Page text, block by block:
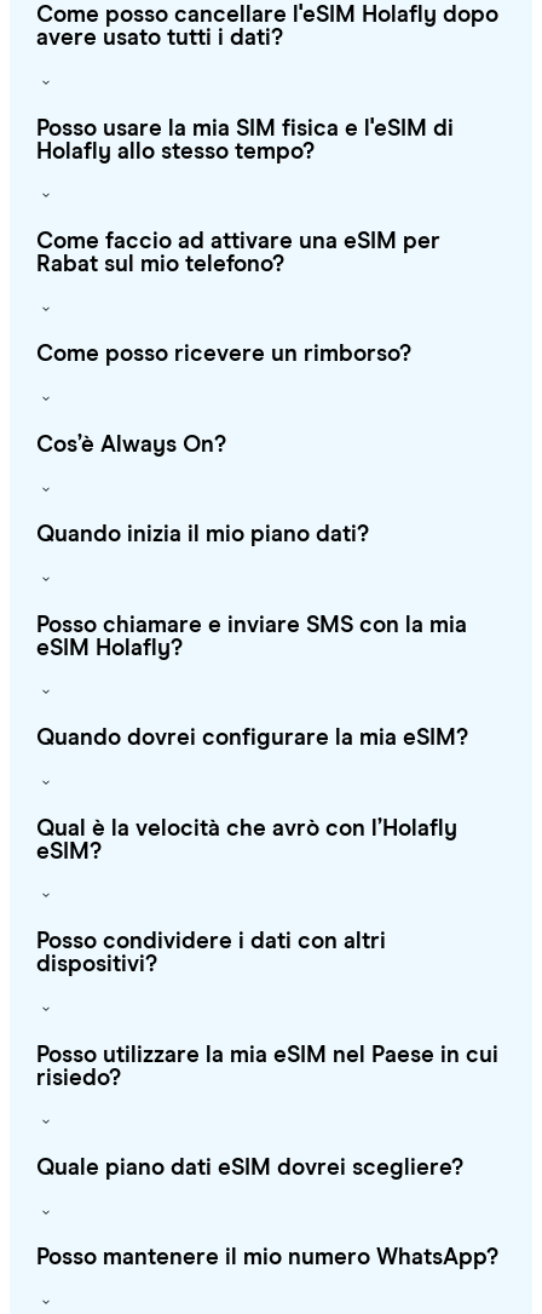
Come posso cancellare l'eSIM Holafly dopo
avere usato tutti i dati?
Posso usare la mia SIM fisica e l'eSIM di
Holafly allo stesso tempo?
Come faccio ad attivare una eSIM per
Rabat sul mio telefono?
Come posso ricevere un rimborso?
Cos’è Always On?
Quando inizia il mio piano dati?
Posso chiamare e inviare SMS con la mia
eSIM Holafly?
Quando dovrei configurare la mia eSIM?
Qual è la velocità che avrò con l’Holafly
eSIM?
Posso condividere i dati con altri
dispositivi?
Posso utilizzare la mia eSIM nel Paese in cui
risiedo?
Quale piano dati eSIM dovrei scegliere?
Posso mantenere il mio numero WhatsApp?